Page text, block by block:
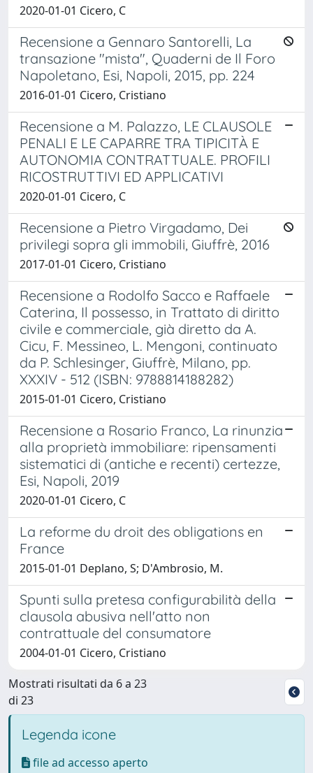
2020-01-01 Cicero, C
Recensione a Gennaro Santorelli, La
transazione "mista", Quaderni de Il Foro
Napoletano, Esi, Napoli, 2015, pp. 224
2016-01-01 Cicero, Cristiano
Recensione a M. Palazzo, LE CLAUSOLE
PENALI E LE CAPARRE TRA TIPICITÀ E
AUTONOMIA CONTRATTUALE. PROFILI
RICOSTRUTTIVI ED APPLICATIVI
2020-01-01 Cicero, C
Recensione a Pietro Virgadamo, Dei
privilegi sopra gli immobili, Giuffrè, 2016
2017-01-01 Cicero, Cristiano
Recensione a Rodolfo Sacco e Raffaele
Caterina, Il possesso, in Trattato di diritto
civile e commerciale, già diretto da A.
Cicu, F. Messineo, L. Mengoni, continuato
da P. Schlesinger, Giuffrè, Milano, pp.
XXXIV - 512 (ISBN: 9788814188282)
2015-01-01 Cicero, Cristiano
Recensione a Rosario Franco, La rinunzia
alla proprietà immobiliare: ripensamenti
sistematici di (antiche e recenti) certezze,
Esi, Napoli, 2019
2020-01-01 Cicero, C
La reforme du droit des obligations en
France
2015-01-01 Deplano, S; D'Ambrosio, M.
Spunti sulla pretesa configurabilità della
clausola abusiva nell'atto non
contrattuale del consumatore
2004-01-01 Cicero, Cristiano
Mostrati risultati da 6 a 23
di 23
Legenda icone
file ad accesso aperto